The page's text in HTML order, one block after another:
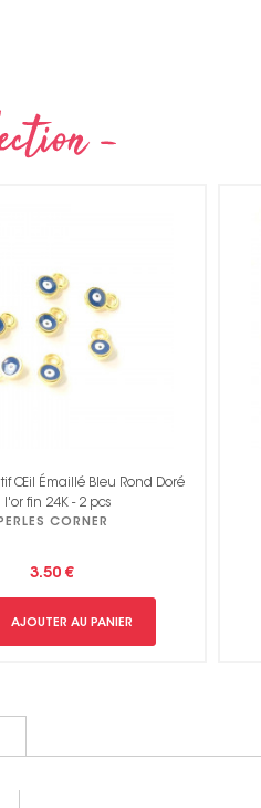
Acétate Corail Rose - 2 pcs
PERLES CORNER
3.50 €
AJOUTER AU PANIER